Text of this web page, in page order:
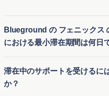
Blueground の フェニックス
における最小滞在期間は何日
る最小滞在期間は通常 2 泊 か
ます。これらの短期滞在用ア
滞在中のサポートを受けるに
か？